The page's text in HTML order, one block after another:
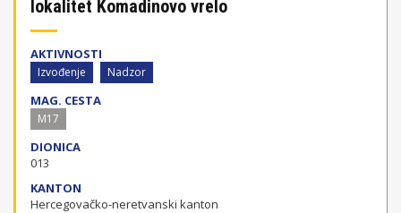
lokalitet Komadinovo vrelo
AKTIVNOSTI
Izvođenje Nadzor
MAG. CESTA
M17
DIONICA
013
KANTON
Hercegovačko-neretvanski kanton